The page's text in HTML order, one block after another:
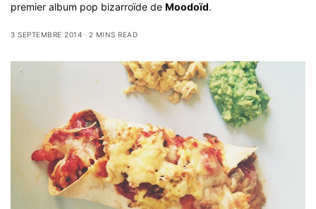
premier album pop bizarroïde deMoodoïd.
3 SEPTEMBRE 2014 2 MINS READ